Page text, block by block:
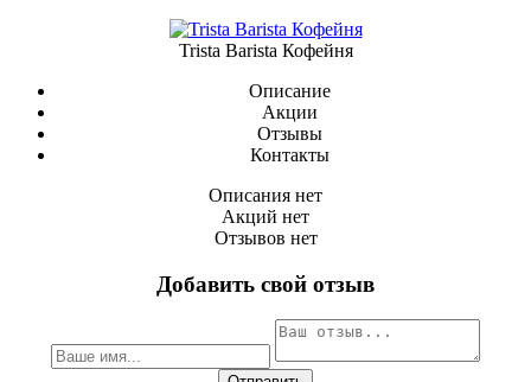
Trista Barista Кофейня
Описание
Акции
Отзывы
Контакты
Описания нет
Акций нет
Отзывов нет
Добавить свой отзыв